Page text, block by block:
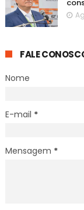
FALE
Nome
E-mail *
Mensagem *